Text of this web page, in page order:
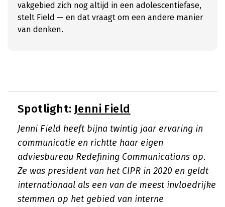
vakgebied zich nog altijd in een adolescentiefase,
stelt Field — en dat vraagt om een andere manier
van denken.
Spotlight: Jenni Field
Jenni Field heeft bijna twintig jaar ervaring in
communicatie en richtte haar eigen
adviesbureau Redefining Communications op.
Ze was president van het CIPR in 2020 en geldt
internationaal als een van de meest invloedrijke
stemmen op het gebied van interne